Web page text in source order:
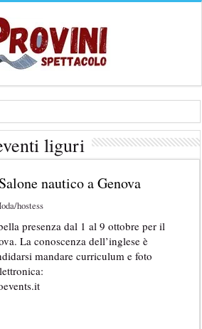
si cercano attori, attrici e
Band dedicata ad Eros Ramazzotti –
“Gaming Disorder”: si cercano
professoresse de L’Eredità, aperte le
liguri
nautico a Genova
hostess
presenza dal 1 al 9 ottobre per il
La conoscenza dell’inglese è
mandare curriculum e foto